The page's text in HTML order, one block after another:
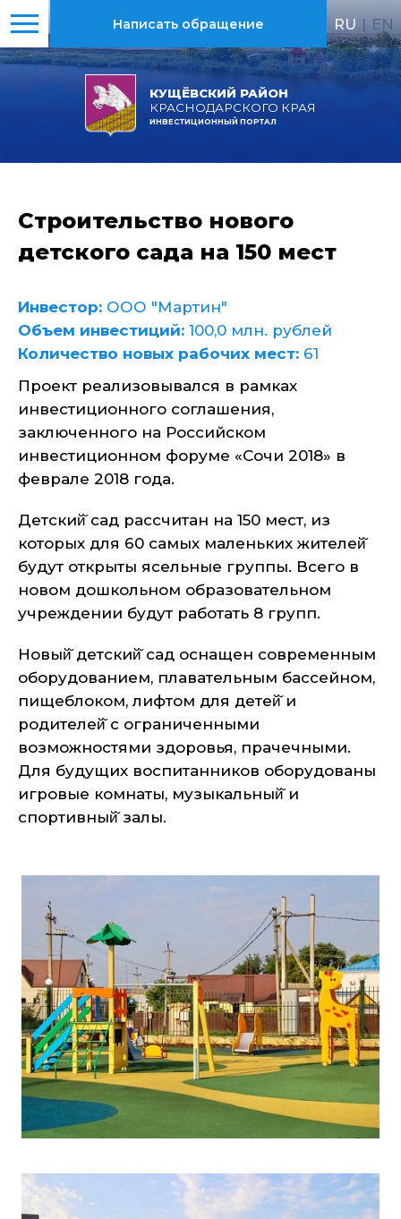
КУЩЁВСКИЙ РАЙОН
КРАСНОДАРСКОГО КРАЯ
ИНВЕСТИЦИОННЫЙ ПОРТАЛ
Написать обращение RU | EN
Строительство нового
детского сада на 150 мест
Инвестор: ООО "Мартин"
Объем инвестиций: 100,0 млн. рублей
Количество новых рабочих мест: 61
Проект реализовывался в рамках
инвестиционного соглашения,
заключенного на Российском
инвестиционном форуме «Сочи 2018» в
феврале 2018 года.
Детский̆ сад рассчитан на 150 мест, из
которых для 60 самых маленьких жителей̆
будут открыты ясельные группы. Всего в
новом дошкольном образовательном
учреждении будут работать 8 групп.
Новый̆ детский̆ сад оснащен современным
оборудованием, плавательным бассейном,
пищеблоком, лифтом для детей̆ и
родителей̆ с ограниченными
возможностями здоровья, прачечными.
Для будущих воспитанников оборудованы
игровые комнаты, музыкальный̆ и
спортивный̆ залы.